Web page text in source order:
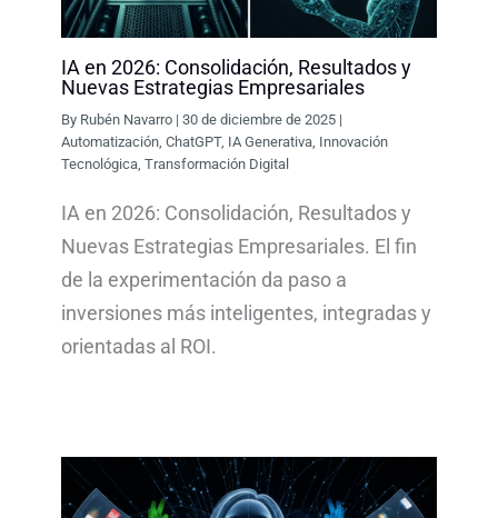
IA en 2026: Consolidación, Resultados y
Nuevas Estrategias Empresariales
By Rubén Navarro |30 de diciembre de 2025 |
Automatización,ChatGPT, IA Generativa, Innovación
Tecnológica,Transformación Digital
IA en 2026: Consolidación, Resultados y
Nuevas Estrategias Empresariales. El fin
de la experimentación da paso a
inversiones más inteligentes, integradas y
orientadas al ROI.